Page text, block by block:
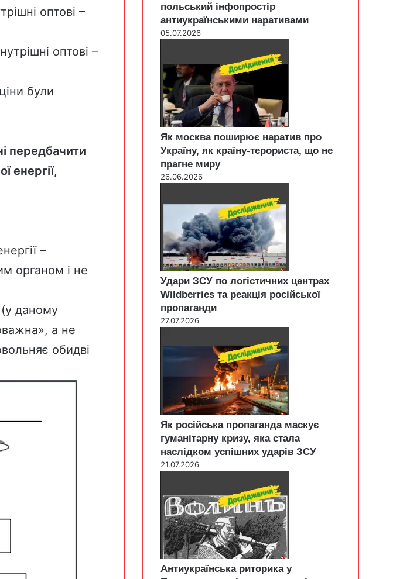
оптові –
оптові –
були
передбачити
енергії,
–
органом і не
даному
а не
обидві
польський інфопростір
антиукраїнськими наративами
05.07.2026
Як москва поширює наратив про
Україну, як країну-терориста, що не
прагне миру
26.06.2026
Удари ЗСУ по логістичних центрах
Wildberries та реакція російської
пропаганди
27.07.2026
Як російська пропаганда маскує
гуманітарну кризу, яка стала
наслідком успішних ударів ЗСУ
21.07.2026
Антиукраїнська риторика у